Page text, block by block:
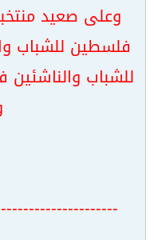
وعلى صعيد
فلسطين للشباب
للشباب والناشئين